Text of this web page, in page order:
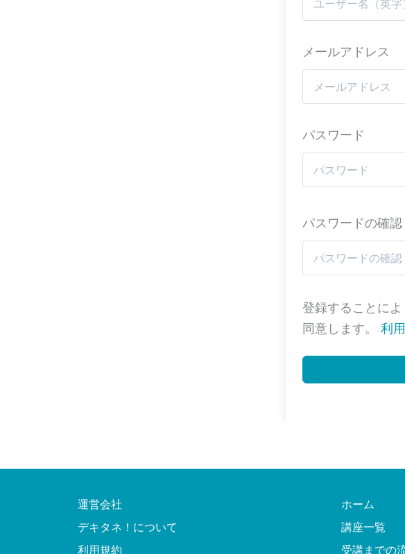
メールアドレス
パスワード
パスワードの確認
登録することに
同意します。 利
運営会社
デキタネ！について
利用規約
ホーム
講座一覧
受講までの